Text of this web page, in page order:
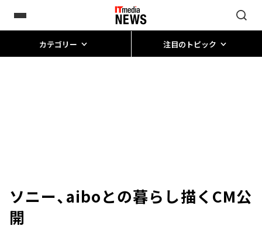
カテゴリー 注目のトピック
ソニー、aiboとの暮らし描くCM公
開